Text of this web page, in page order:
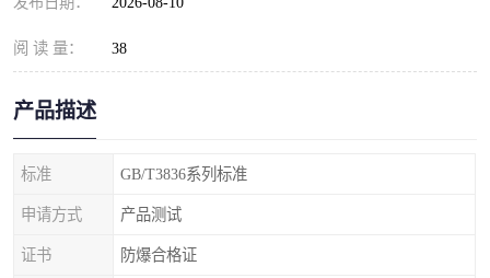
阅 读 量： 38
产品描述
标准 GB/T3836系列标准
申请方式 产品测试
证书 防爆合格证